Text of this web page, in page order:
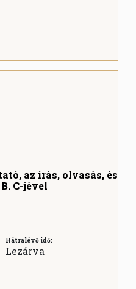
az írás, olvasás, és
C-jével
Hátralévő idő:
Lezárva